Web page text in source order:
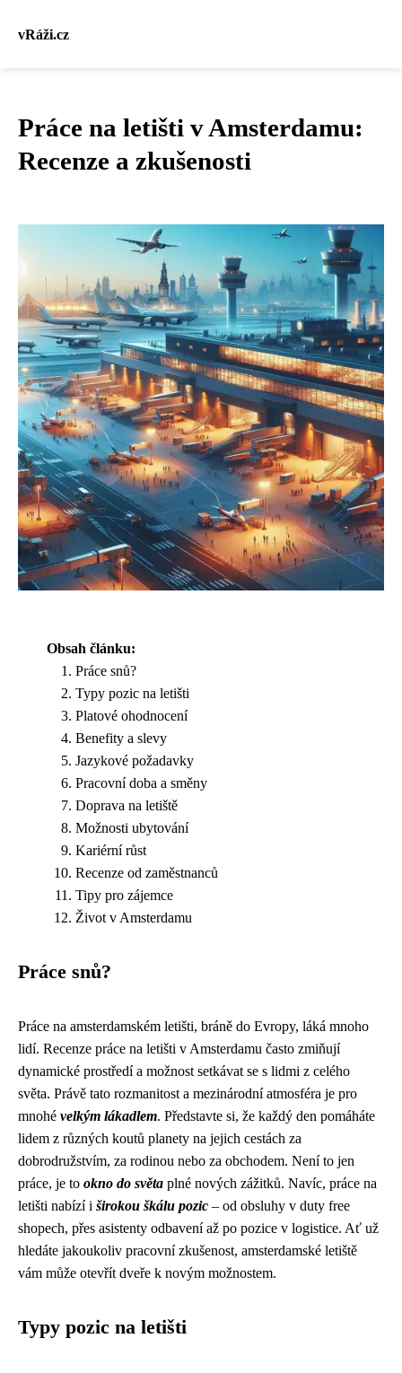
vRáži.cz
Práce na letišti v Amsterdamu:
Recenze a zkušenosti
Obsah článku:
Práce snů?
Typy pozic na letišti
Platové ohodnocení
Benefity a slevy
Jazykové požadavky
Pracovní doba a směny
Doprava na letiště
Možnosti ubytování
Kariérní růst
Recenze od zaměstnanců
Tipy pro zájemce
Život v Amsterdamu
Práce snů?
Práce na amsterdamském letišti, bráně do Evropy, láká mnoho
lidí. Recenze práce na letišti v Amsterdamu často zmiňují
dynamické prostředí a možnost setkávat se s lidmi z celého
světa. Právě tato rozmanitost a mezinárodní atmosféra je pro
mnohé velkým lákadlem. Představte si, že každý den pomáháte
lidem z různých koutů planety na jejich cestách za
dobrodružstvím, za rodinou nebo za obchodem. Není to jen
práce, je to okno do světa plné nových zážitků. Navíc, práce na
letišti nabízí i širokou škálu pozic – od obsluhy v duty free
shopech, přes asistenty odbavení až po pozice v logistice. Ať už
hledáte jakoukoliv pracovní zkušenost, amsterdamské letiště
vám může otevřít dveře k novým možnostem.
Typy pozic na letišti